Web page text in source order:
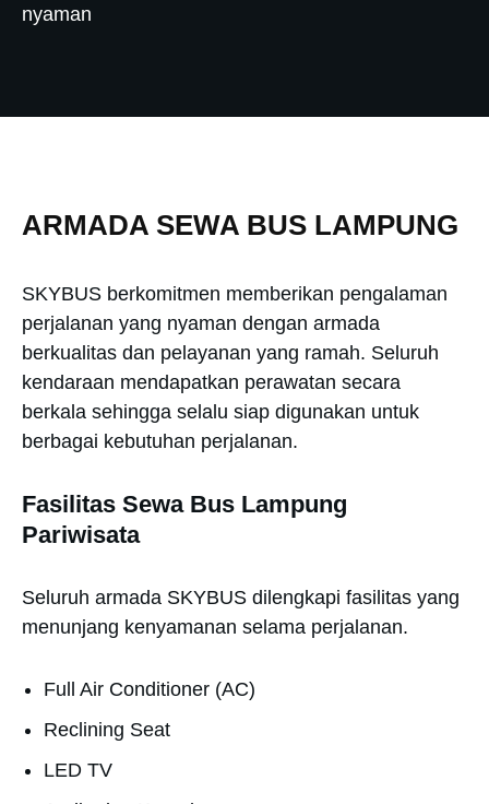
nyaman
ARMADA SEWA BUS LAMPUNG
SKYBUS berkomitmen memberikan pengalaman
perjalanan yang nyaman dengan armada
berkualitas dan pelayanan yang ramah. Seluruh
kendaraan mendapatkan perawatan secara
berkala sehingga selalu siap digunakan untuk
berbagai kebutuhan perjalanan.
Fasilitas Sewa Bus Lampung
Pariwisata
Seluruh armada SKYBUS dilengkapi fasilitas yang
menunjang kenyamanan selama perjalanan.
Full Air Conditioner (AC)
Reclining Seat
LED TV